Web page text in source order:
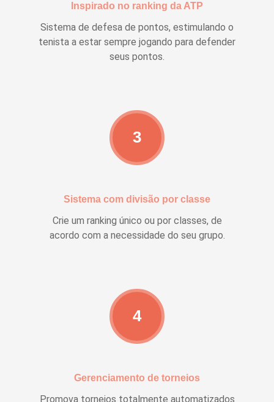
Inspirado no ranking da ATP
Sistema de defesa de pontos, estimulando o
tenista a estar sempre jogando para defender
seus pontos.
3
Sistema com divisão por classe
Crie um ranking único ou por classes, de
acordo com a necessidade do seu grupo.
4
Gerenciamento de torneios
Promova torneios totalmente automatizados